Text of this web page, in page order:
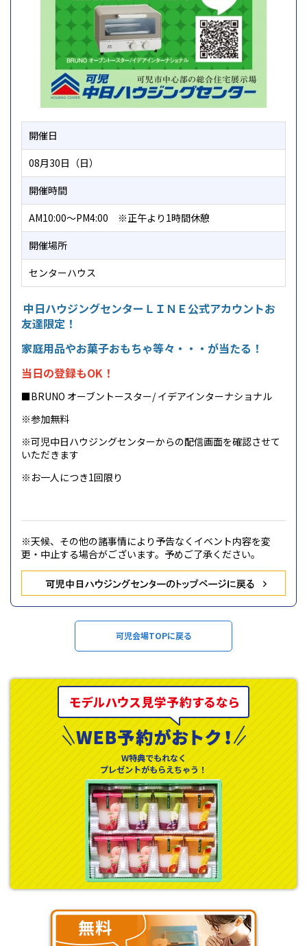
開催日
08月30日（日）
開催時間
AM10:00～PM4:00 ※正午より1時間休憩
開催場所
センターハウス
中日ハウジングセンターＬＩＮＥ公式アカウントお
友達限定！
家庭用品やお菓子おもちゃ等々・・・が当たる！
当日の登録もOK！
■BRUNO オーブントースター/ イデアインターナショナル
※参加無料
※可児中日ハウジングセンターからの配信画面を確認させて
いただきます
※お一人につき1回限り
※天候、その他の諸事情により予告なくイベント内容を変
更・中止する場合がございます。予めご了承ください。
可児会場TOPに戻る
W特典でもれなく
プレゼントがもらえちゃう！